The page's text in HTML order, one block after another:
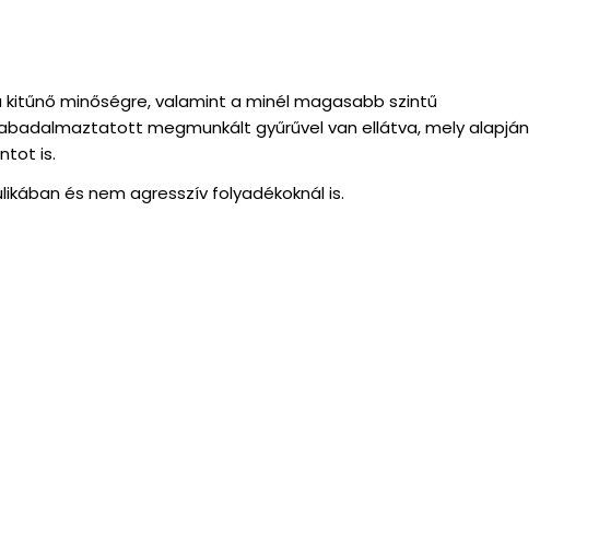
minőségre, valamint a minél magasabb szintű
megmunkált gyűrűvel van ellátva, mely alapján
is.
és nem agresszív folyadékoknál is.